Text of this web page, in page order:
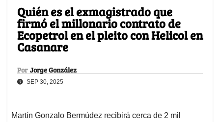
Quién es el exmagistrado que
firmó el millonario contrato de
Ecopetrol en el pleito con Helicol en
Casanare
Por Jorge González
SEP 30, 2025
Martín Gonzalo Bermúdez recibirá cerca de 2 mil